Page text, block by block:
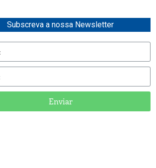
Subscreva a nossa Newsletter
Enviar